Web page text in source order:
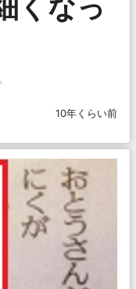
くなっ
10年くらい前